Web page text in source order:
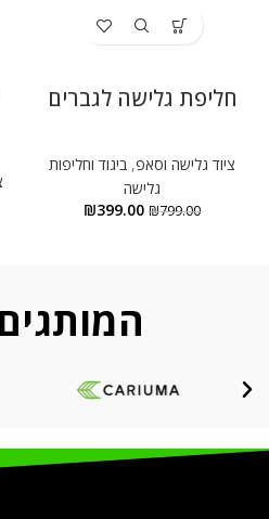
חליפת גלישה לגברים
ציוד גלישה וסאפ, ביגוד וחליפות
גלישה
₪799.00
₪399.00